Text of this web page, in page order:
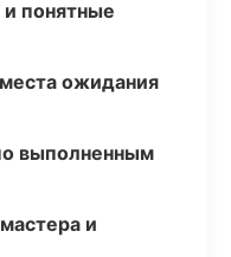
понятные
ожидания
выполненным
и